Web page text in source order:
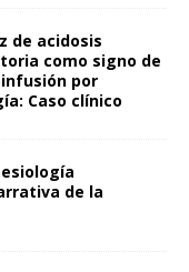
de acidosis
como signo de
por
Caso clínico
de la